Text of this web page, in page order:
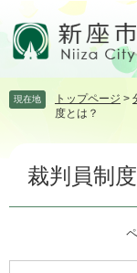
頭飛 現在地 トップページ >
度とは？
裁判員制